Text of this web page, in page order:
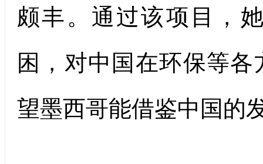
颇丰。通过该项目，
困，对中国在环保等
望墨西哥能借鉴中国的